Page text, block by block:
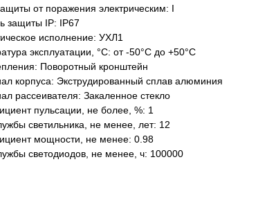
от поражения электрическим: I
защиты IP: IP67
исполнение: УХЛ1
эксплуатации, °С: от -50°C до +50°C
Поворотный кронштейн
корпуса: Экструдированный сплав алюминия
рассеивателя: Закаленное стекло
пульсации, не более, %: 1
светильника, не менее, лет: 12
мощности, не менее: 0.98
светодиодов, не менее, ч: 100000